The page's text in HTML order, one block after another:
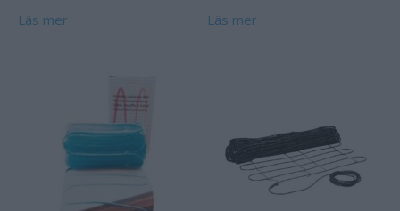
Läs mer Läs mer